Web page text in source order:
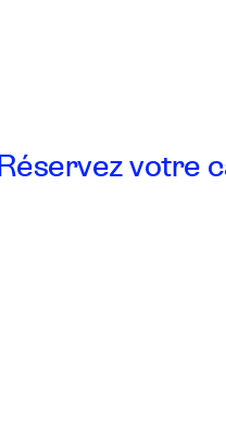
Réservez votre